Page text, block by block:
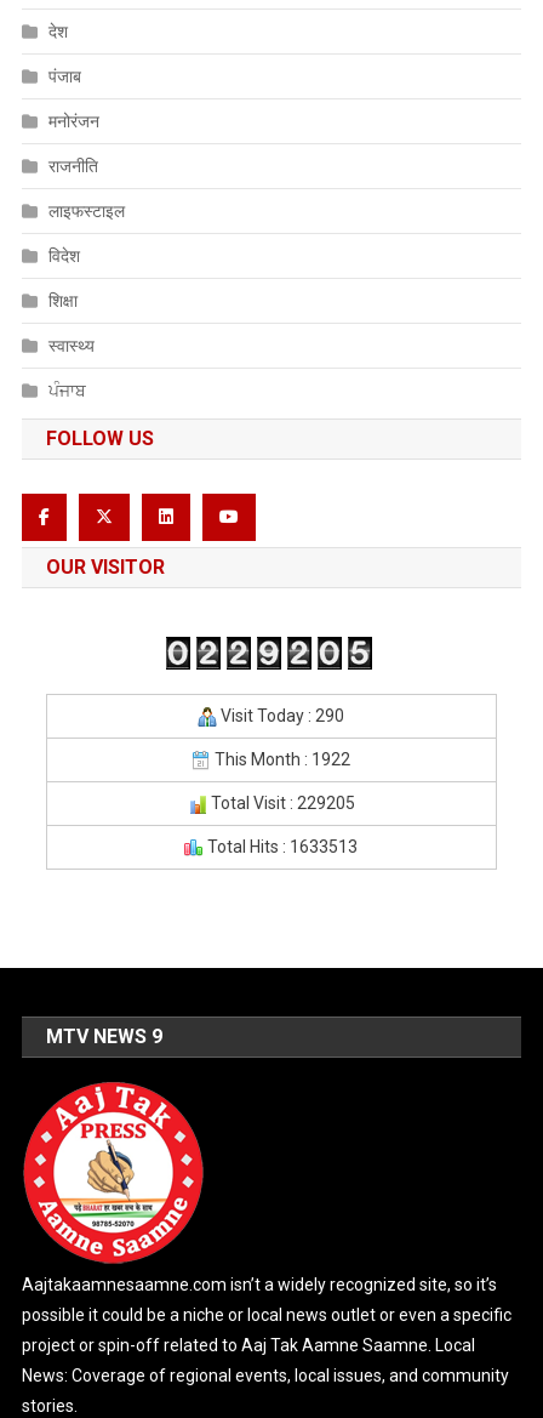
देश
पंजाब
मनोरंजन
राजनीति
लाइफस्टाइल
विदेश
शिक्षा
स्वास्थ्य
ਪੰਜਾਬ
FOLLOW US
OUR VISITOR
Visit Today : 290
This Month : 1922
Total Visit : 229205
Total Hits : 1633513
MTV NEWS 9
Aajtakaamnesaamne.com isn’t a widely recognized site, so it’s
possible it could be a niche or local news outlet or even a specific
project or spin-off related to Aaj Tak Aamne Saamne. Local
News: Coverage of regional events, local issues, and community
stories.